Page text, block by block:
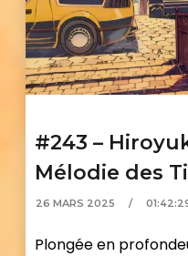
#243 –
Mélodie des
26 MARS 2025
Plongée en